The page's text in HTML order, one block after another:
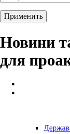
Новини
для